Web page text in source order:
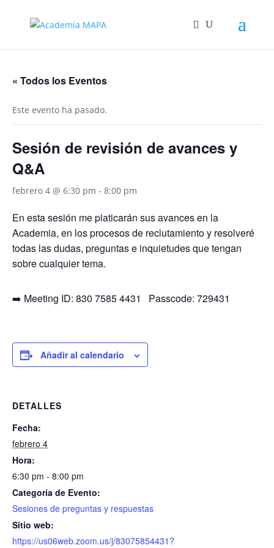
« Todos los Eventos
Este evento ha pasado.
Sesión de revisión de avances y
Q&A
febrero 4 @ 6:30 pm - 8:00 pm
En esta sesión me platicarán sus avances en la
Academia, en los procesos de reclutamiento y resolveré
todas las dudas, preguntas e inquietudes que tengan
sobre cualquier tema.
➡️ Meeting ID: 830 7585 4431 Passcode: 729431
Añadir al calendario
DETALLES
Fecha:
febrero 4
Hora:
6:30 pm - 8:00 pm
Categoría de Evento:
Sesiones de preguntas y respuestas
Sitio web:
https://us06web.zoom.us/j/83075854431?